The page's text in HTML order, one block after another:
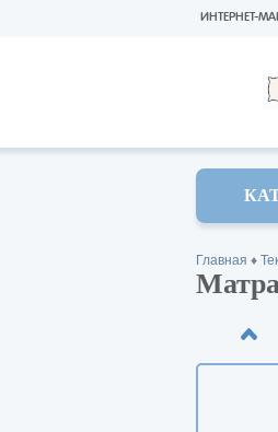
ИНТЕРНЕТ-
Главная ♦